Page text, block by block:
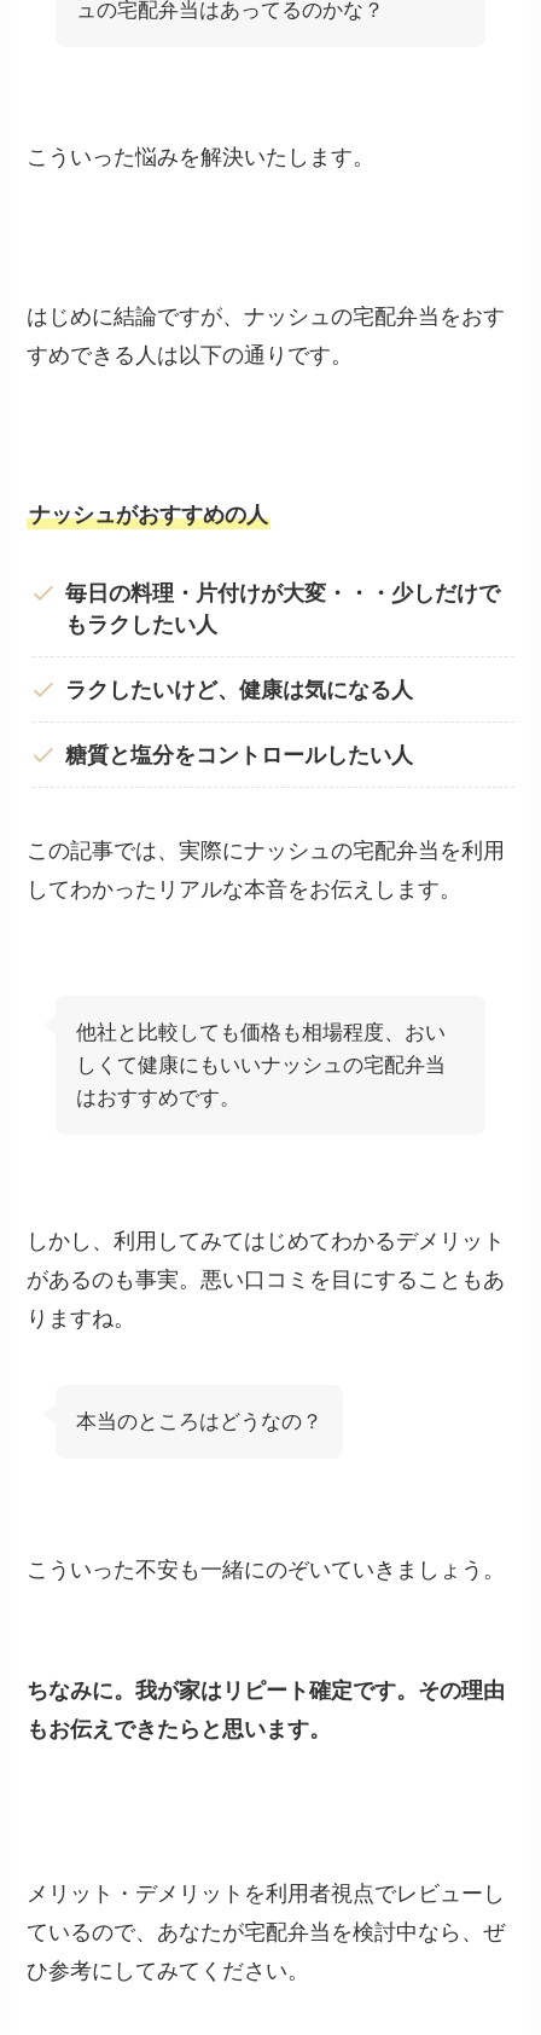
ュの宅配弁当はあってるのかな？
こういった悩みを解決いたします。
はじめに結論ですが、ナッシュの宅配弁当をおす
すめできる人は以下の通りです。
ナッシュがおすすめの人
毎日の料理・片付けが大変・・・少しだけで
もラクしたい人
ラクしたいけど、健康は気になる人
糖質と塩分をコントロールしたい人
この記事では、実際にナッシュの宅配弁当を利用
してわかったリアルな本音をお伝えします。
他社と比較しても価格も相場程度、おい
しくて健康にもいいナッシュの宅配弁当
はおすすめです。
しかし、利用してみてはじめてわかるデメリット
があるのも事実。悪い口コミを目にすることもあ
りますね。
本当のところはどうなの？
こういった不安も一緒にのぞいていきましょう。
ちなみに。我が家はリピート確定です。その理由
もお伝えできたらと思います。
メリット・デメリットを利用者視点でレビューし
ているので、あなたが宅配弁当を検討中なら、ぜ
ひ参考にしてみてください。